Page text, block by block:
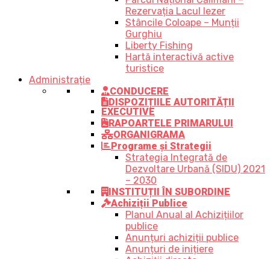
Rezervația Lacul Iezer
Stâncile Coloape – Munții
Gurghiu
Liberty Fishing
Hartă interactivă active
turistice
Administrație
CONDUCERE
DISPOZIȚIILE AUTORITĂȚII
EXECUTIVE
RAPOARTELE PRIMARULUI
ORGANIGRAMA
Programe și Strategii
Strategia Integrată de
Dezvoltare Urbană (SIDU) 2021
– 2030
INSTITUȚII ÎN SUBORDINE
Achiziții Publice
Planul Anual al Achizițiilor
publice
Anunțuri achiziții publice
Anunțuri de inițiere